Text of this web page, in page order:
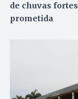
de chuvas
prometida